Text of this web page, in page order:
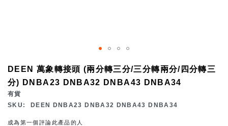
DEEN 萬象轉接頭 (兩分轉三分/三分轉兩分/四分轉三
分) DNBA23 DNBA32 DNBA43 DNBA34
有貨
SKU
DEEN DNBA23 DNBA32 DNBA43 DNBA34
成為第一個評論此產品的人
the
beginning